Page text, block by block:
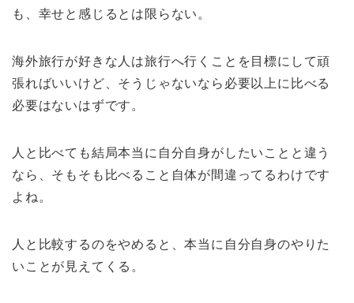
も、幸せと感じるとは限らない。
海外旅行が好きな人は旅行へ行くことを目標にして頑
張ればいいけど、そうじゃないなら必要以上に比べる
必要はないはずです。
人と比べても結局本当に自分自身がしたいことと違う
なら、そもそも比べること自体が間違ってるわけです
よね。
人と比較するのをやめると、本当に自分自身のやりた
いことが見えてくる。